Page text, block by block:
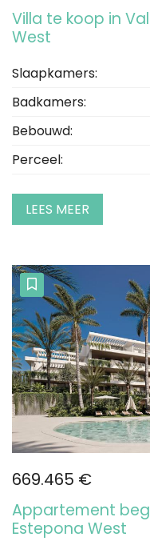
Villa te koop in
West
Slaapkamers:
Badkamers:
Bebouwd:
Perceel:
LEES MEER
669.465 €
Appartement
Estepona West